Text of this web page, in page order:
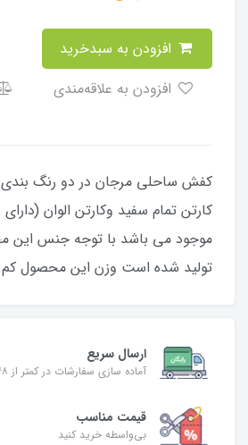
کفش ساحلی مرجان در دو رنگ
کارتن تمام سفید وکارتن الوان
تولید شده است وزن این محصول
ارسال سریع
آماده سازی سفارشات در کمتر از ۴۸ ساعت
قیمت مناسب
بی‌واسطه خرید کنید